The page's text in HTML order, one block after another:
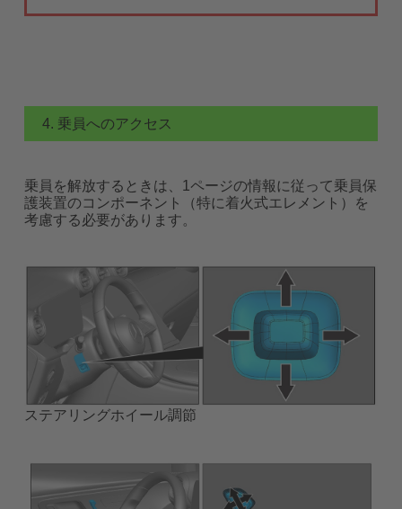
4. 乗員へのアクセス
乗員を解放するときは、1ページの情報に従って乗員保
護装置のコンポーネント（特に着火式エレメント）を
考慮する必要があります。
ステアリングホイール調節